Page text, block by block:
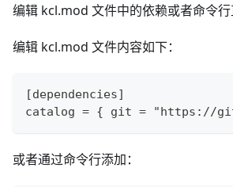
编辑 kcl.mod 文件中的依赖或者命令行
编辑 kcl.mod 文件内容如下：
[dependencies]
catalog = { git = "https://
或者通过命令行添加：